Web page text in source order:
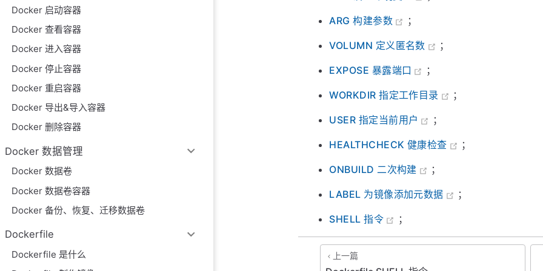
Docker 启动容器
Docker 查看容器
Docker 进入容器
Docker 停止容器
Docker 重启容器
Docker 导出&导入容器
Docker 删除容器
Docker 数据管理
Docker 数据卷
Docker 数据卷容器
Docker 备份、恢复、迁移数据卷
Dockerfile
Dockerfile 是什么
ARG 构建参数 ；
VOLUMN 定义匿名数 ；
EXPOSE 暴露端口 ；
WORKDIR 指定工作目录 ；
USER 指定当前用户 ；
HEALTHCHECK 健康检查 ；
ONBUILD 二次构建 ；
LABEL 为镜像添加元数据 ；
SHELL 指令 ；
上一篇